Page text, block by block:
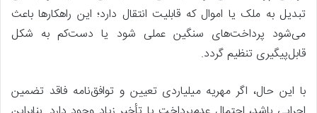
تبدیل به ملک یا اموال که قابلیت انتقال دارد؛ این راهکارها باعث
می‌شود پرداخت‌های سنگین عملی شود یا دست‌کم به شکل
قابل‌پیگیری تنظیم گردد.
با این حال، اگر مهریه میلیاردی تعیین و توافق‌نامه فاقد تضمین